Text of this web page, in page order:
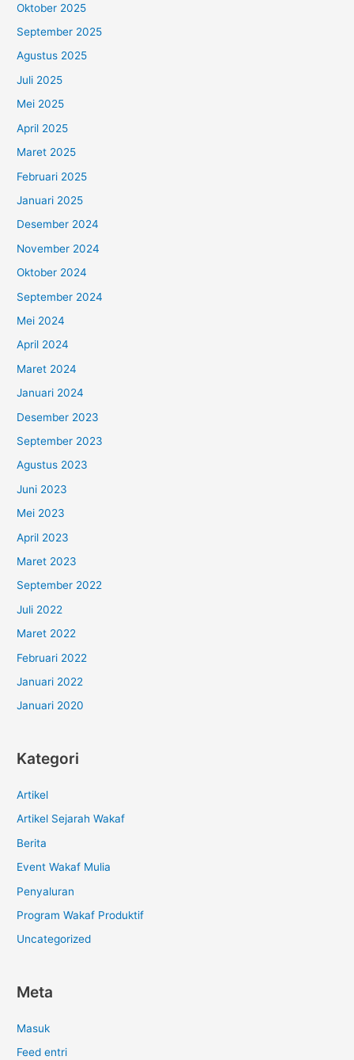
Oktober 2025
September 2025
Agustus 2025
Juli 2025
Mei 2025
April 2025
Maret 2025
Februari 2025
Januari 2025
Desember 2024
November 2024
Oktober 2024
September 2024
Mei 2024
April 2024
Maret 2024
Januari 2024
Desember 2023
September 2023
Agustus 2023
Juni 2023
Mei 2023
April 2023
Maret 2023
September 2022
Juli 2022
Maret 2022
Februari 2022
Januari 2022
Januari 2020
Kategori
Artikel
Artikel Sejarah Wakaf
Berita
Event Wakaf Mulia
Penyaluran
Program Wakaf Produktif
Uncategorized
Meta
Masuk
Feed entri